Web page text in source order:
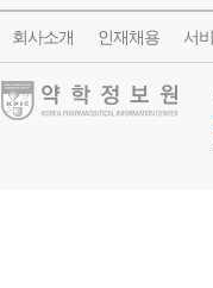
회사소개 인재채용 서
약학정보원